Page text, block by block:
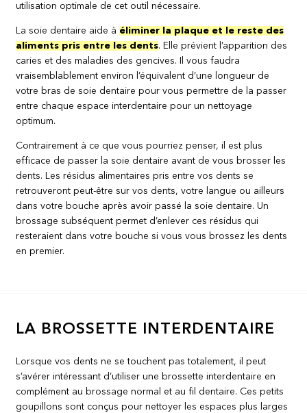
utilisation optimale de cet outil nécessaire.
La soie dentaire aide à éliminer la plaque et le reste des
aliments pris entre les dents. Elle prévient l’apparition des
caries et des maladies des gencives. Il vous faudra
vraisemblablement environ l’équivalent d’une longueur de
votre bras de soie dentaire pour vous permettre de la passer
entre chaque espace interdentaire pour un nettoyage
optimum.
Contrairement à ce que vous pourriez penser, il est plus
efficace de passer la soie dentaire avant de vous brosser les
dents. Les résidus alimentaires pris entre vos dents se
retrouveront peut-être sur vos dents, votre langue ou ailleurs
dans votre bouche après avoir passé la soie dentaire. Un
brossage subséquent permet d’enlever ces résidus qui
resteraient dans votre bouche si vous vous brossez les dents
en premier.
LA BROSSETTE INTERDENTAIRE
Lorsque vos dents ne se touchent pas totalement, il peut
s’avérer intéressant d’utiliser une brossette interdentaire en
complément au brossage normal et au fil dentaire. Ces petits
goupillons sont conçus pour nettoyer les espaces plus larges